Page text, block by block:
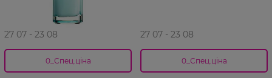
27 07 - 23 08
0_Спец.ціна
27 07 - 23 08
0_Спец.ціна